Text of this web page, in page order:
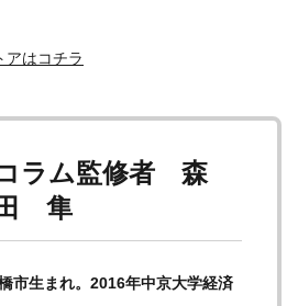
はコチラ
ラム監修者 森
隼
市生まれ。2016年中京大学経済